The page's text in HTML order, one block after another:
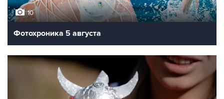
10
Фотохроника 5 августа